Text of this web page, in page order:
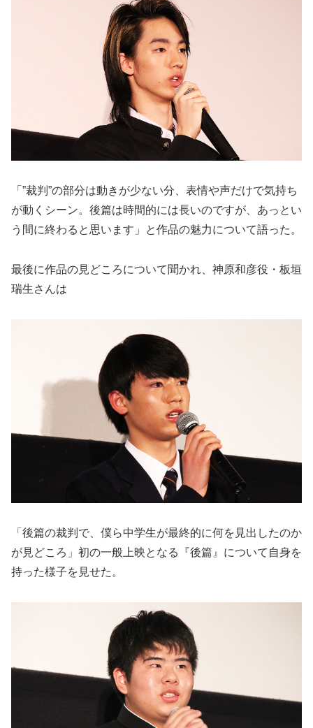
「”裁判”の部分は動きが少ない分、表情や声だけで気持ち
が動くシーン。後篇は時間的には長いのですが、あっとい
う間に終わると思います」と作品の魅力について語った。
最後に作品の見どころについて聞かれ、神原和彦役・板垣
瑞生さんは
「後篇の裁判で、僕ら中学生が最終的に何を見出したのか
が見どころ」初の一般上映となる『後篇』について自身を
持った様子を見せた。